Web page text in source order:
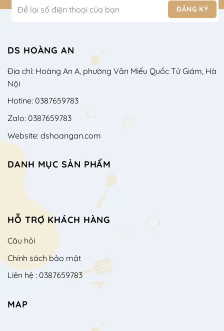
DS HOÀNG AN
Địa chỉ: Hoàng An A, phường Văn Miếu Quốc Tử Giám, Hà
Nội
Hotine: 0387659783
Zalo: 0387659783
Website: dshoangan.com
DANH MỤC SẢN PHẨM
HỖ TRỢ KHÁCH HÀNG
Câu hỏi
Chính sách bảo mật
Liên hệ : 0387659783
MAP